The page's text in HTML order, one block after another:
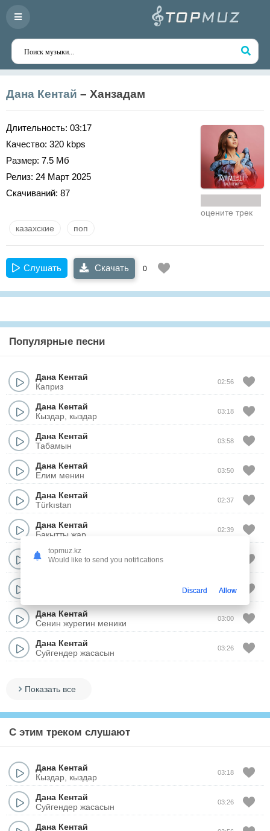
Дана Кентай – Ханзадам
Длительность: 03:17
Качество: 320 kbps
Размер: 7.5 Мб
Релиз: 24 Март 2025
Скачиваний: 87
оцените трек
казахские поп
Слушать Скачать 0
Популярные песни
Дана Кентай
Каприз
02:56
Дана Кентай
Кыздар, кыздар
03:18
Дана Кентай
Табамын
03:58
Дана Кентай
Елим менин
03:50
Дана Кентай
Türkıstan
02:37
Дана Кентай
Бакытты жар
02:39
Дана Кентай
Конырау
03:45
Дана Кентай
Сенин журегин меники
03:00
Дана Кентай
Суйгендер жасасын
03:26
Показать все
С этим треком слушают
Дана Кентай
Кыздар, кыздар
03:18
Дана Кентай
Суйгендер жасасын
03:26
Дана Кентай
topmuz.kz
Would like to send you notifications
Discard Allow